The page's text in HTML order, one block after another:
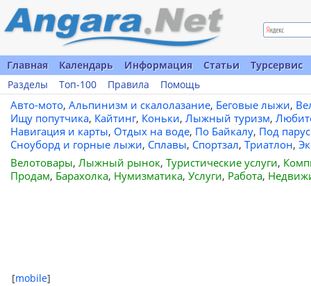
Главная Календарь Информация Статьи
Турсервис
Разделы
Топ-100 Правила Помощь
Авто-мото, Альпинизм и скалолазание, Беговые лыжи,
Ищу попутчика, Кайтинг, Коньки, Лыжный туризм,
Навигация и карты, Отдых на воде, По Байкалу, Под
Сноуборд и горные лыжи, Сплавы, Спортзал, Триатлон,
Велотовары, Лыжный рынок, Туристические услуги,
Продам, Барахолка, Нумизматика, Услуги, Работа,
[mobile]